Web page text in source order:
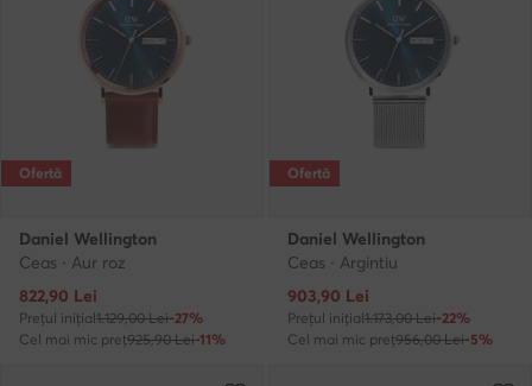
Ofertă
Daniel Wellington
Ceas · Aur roz
Prețul actual
822,90 Lei
Prețul inițial1.129,00 Lei-27%
Cel mai mic preț925,90 Lei-11%
Ofertă
Daniel Wellington
Ceas · Argintiu
Prețul actual
903,90 Lei
Prețul inițial1.173,00 Lei-22%
Cel mai mic preț956,00 Lei-5%